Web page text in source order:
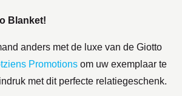
Blanket!
anders met de luxe van de Giotto
Promotions om uw exemplaar te
met dit perfecte relatiegeschenk.